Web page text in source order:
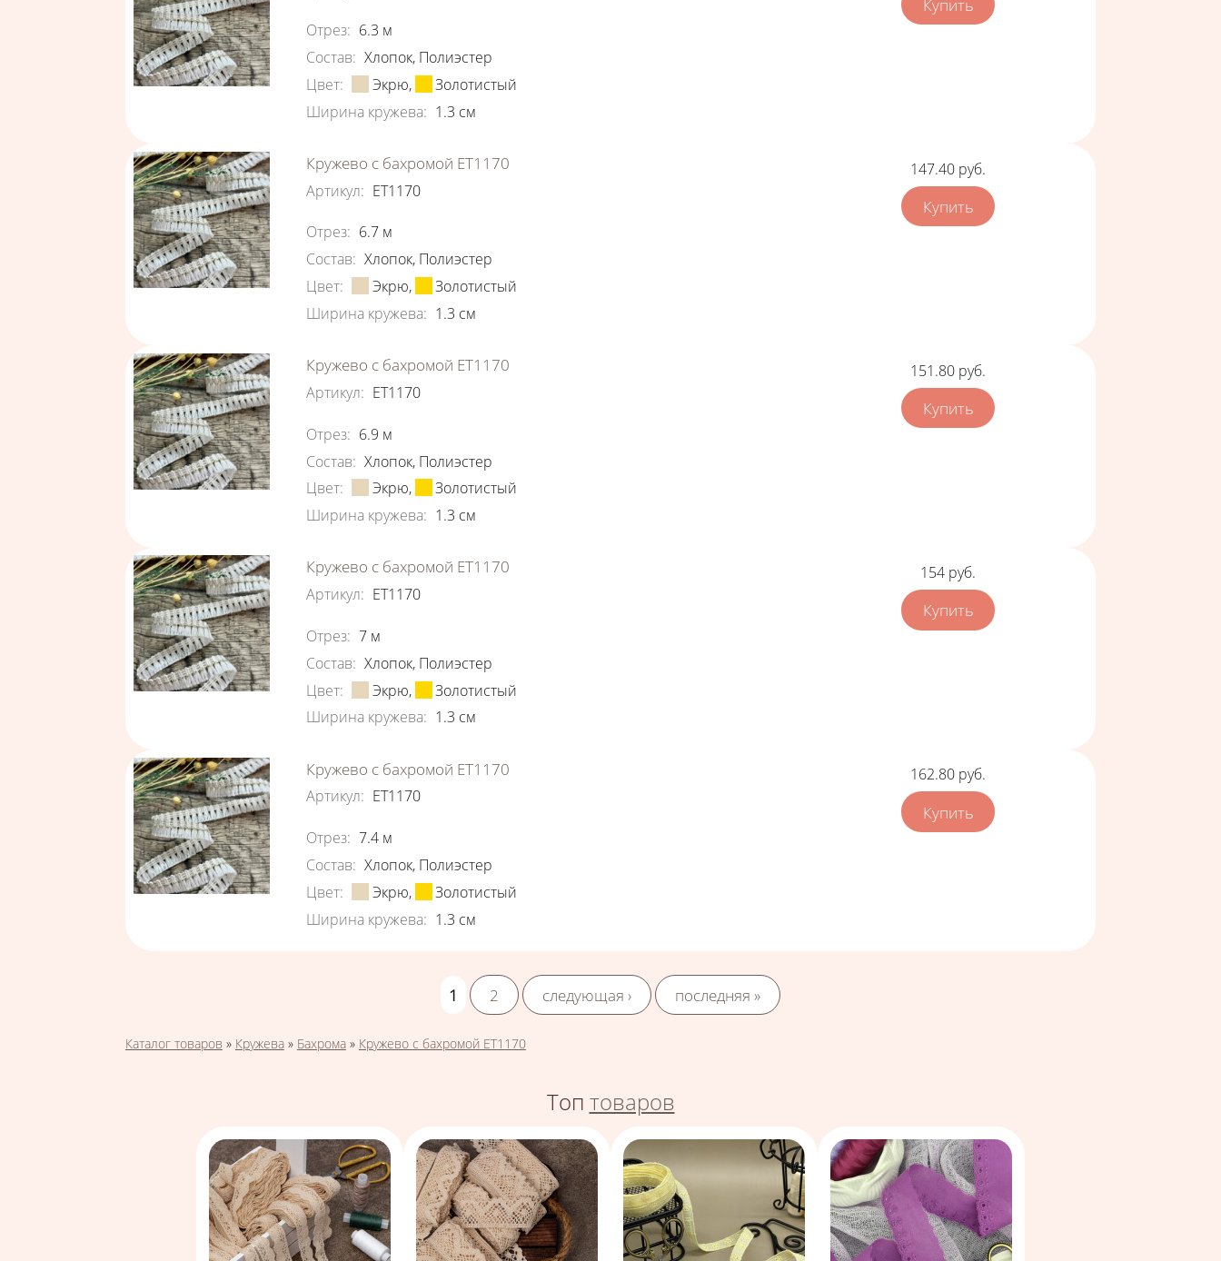
Характеристики
Отрез: 6.3 м
Состав: Хлопок, Полиэстер
Цвет: Экрю,
Золотистый
Ширина кружева: 1.3 см
Кружево с бахромой ЕТ1170
Артикул: ЕТ1170
Характеристики
Отрез: 6.7 м
Состав: Хлопок, Полиэстер
Цвет: Экрю,
Золотистый
Ширина кружева: 1.3 см
Цена
147.40 руб.
Кружево с бахромой ЕТ1170
Артикул: ЕТ1170
Характеристики
Отрез: 6.9 м
Состав: Хлопок, Полиэстер
Цвет: Экрю,
Золотистый
Ширина кружева: 1.3 см
Цена
151.80 руб.
Кружево с бахромой ЕТ1170
Артикул: ЕТ1170
Характеристики
Отрез: 7 м
Состав: Хлопок, Полиэстер
Цвет: Экрю,
Золотистый
Ширина кружева: 1.3 см
Цена
154 руб.
Кружево с бахромой ЕТ1170
Артикул: ЕТ1170
Характеристики
Отрез: 7.4 м
Состав: Хлопок, Полиэстер
Цвет: Экрю,
Золотистый
Ширина кружева: 1.3 см
Цена
162.80 руб.
1
2 следующая › последняя »
Вы здесь
Каталог товаров » Кружева» Бахрома» Кружево с бахромой ЕТ1170
Топ товаров